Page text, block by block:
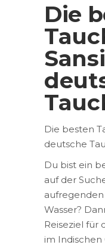
Die
Die besten
deutsche
Du bist ein
auf der
Wasser?
Reiseziel für
im